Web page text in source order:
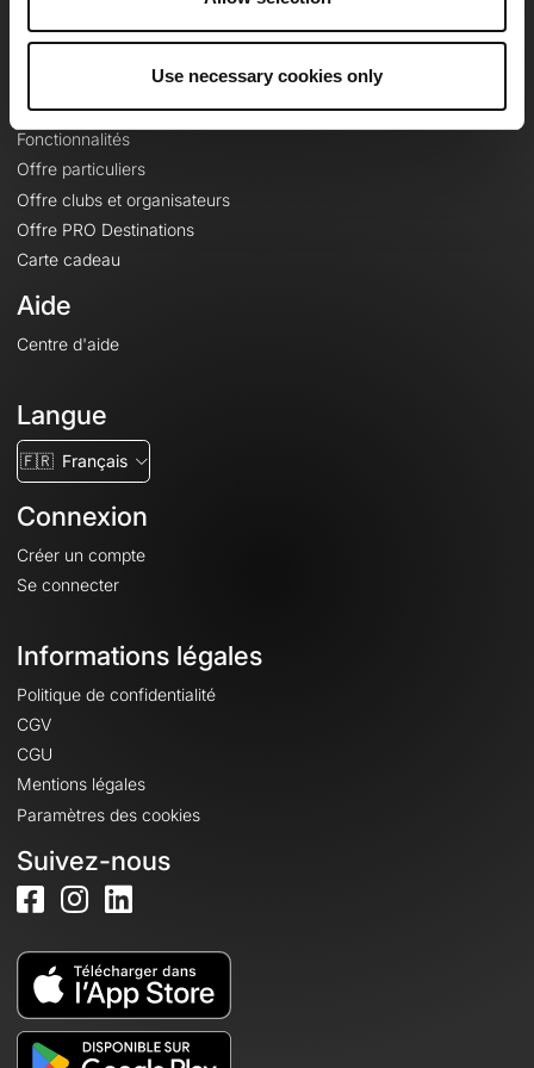
Use necessary cookies only
Le Mag'
Fonds de cartes topographiques
Fonctionnalités
Offre particuliers
Offre clubs et organisateurs
Offre PRO Destinations
Carte cadeau
Aide
Centre d'aide
Langue
🇫🇷 Français
Connexion
Créer un compte
Se connecter
Informations légales
Politique de confidentialité
CGV
CGU
Mentions légales
Paramètres des cookies
Suivez-nous